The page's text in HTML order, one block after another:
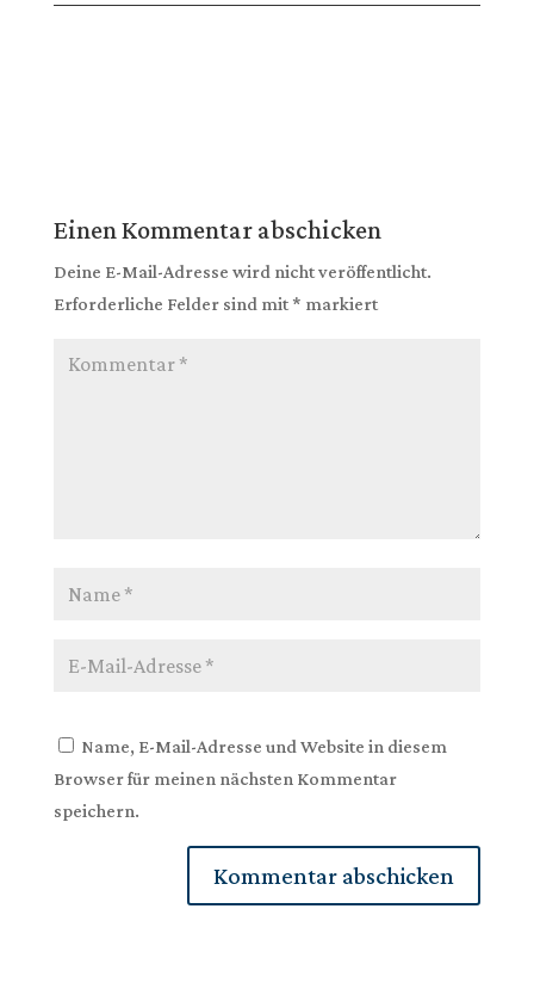
Einen Kommentar abschicken
Deine E-Mail-Adresse wird nicht veröffentlicht.
Erforderliche Felder sind mit * markiert
Name, E-Mail-Adresse und Website in diesem
Browser für meinen nächsten Kommentar
speichern.
Kommentar abschicken